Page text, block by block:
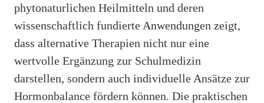
phytonaturlichen Heilmitteln und deren
wissenschaftlich fundierte Anwendungen zeigt,
dass alternative Therapien nicht nur eine
wertvolle Ergänzung zur Schulmedizin
darstellen, sondern auch individuelle Ansätze zur
Hormonbalance fördern können. Die praktischen